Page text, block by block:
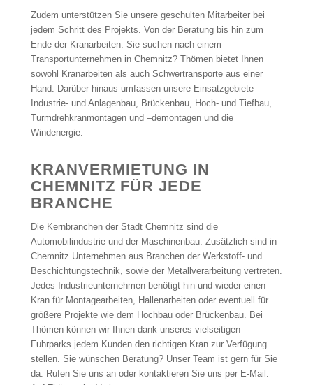
Zudem unterstützen Sie unsere geschulten Mitarbeiter bei
jedem Schritt des Projekts. Von der Beratung bis hin zum
Ende der Kranarbeiten. Sie suchen nach einem
Transportunternehmen in Chemnitz? Thömen bietet Ihnen
sowohl Kranarbeiten als auch Schwertransporte aus einer
Hand. Darüber hinaus umfassen unsere Einsatzgebiete
Industrie- und Anlagenbau, Brückenbau, Hoch- und Tiefbau,
Turmdrehkranmontagen und –demontagen und die
Windenergie.
KRANVERMIETUNG IN
CHEMNITZ FÜR JEDE
BRANCHE
Die Kernbranchen der Stadt Chemnitz sind die
Automobilindustrie und der Maschinenbau. Zusätzlich sind in
Chemnitz Unternehmen aus Branchen der Werkstoff- und
Beschichtungstechnik, sowie der Metallverarbeitung vertreten.
Jedes Industrieunternehmen benötigt hin und wieder einen
Kran für Montagearbeiten, Hallenarbeiten oder eventuell für
größere Projekte wie dem Hochbau oder Brückenbau. Bei
Thömen können wir Ihnen dank unseres vielseitigen
Fuhrparks jedem Kunden den richtigen Kran zur Verfügung
stellen. Sie wünschen Beratung? Unser Team ist gern für Sie
da. Rufen Sie uns an oder kontaktieren Sie uns per E-Mail.